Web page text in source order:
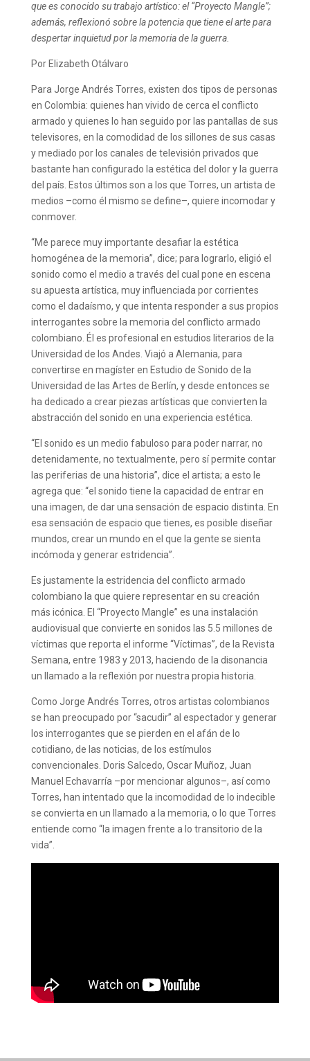
que es conocido su trabajo artístico: el “Proyecto Mangle”;
además, reflexionó sobre la potencia que tiene el arte para
despertar inquietud por la memoria de la guerra.
Por Elizabeth Otálvaro
Para Jorge Andrés Torres, existen dos tipos de personas
en Colombia: quienes han vivido de cerca el conflicto
armado y quienes lo han seguido por las pantallas de sus
televisores, en la comodidad de los sillones de sus casas
y mediado por los canales de televisión privados que
bastante han configurado la estética del dolor y la guerra
del país. Estos últimos son a los que Torres, un artista de
medios –como él mismo se define–, quiere incomodar y
conmover.
“Me parece muy importante desafiar la estética
homogénea de la memoria”, dice; para lograrlo, eligió el
sonido como el medio a través del cual pone en escena
su apuesta artística, muy influenciada por corrientes
como el dadaísmo, y que intenta responder a sus propios
interrogantes sobre la memoria del conflicto armado
colombiano. Él es profesional en estudios literarios de la
Universidad de los Andes. Viajó a Alemania, para
convertirse en magíster en Estudio de Sonido de la
Universidad de las Artes de Berlín, y desde entonces se
ha dedicado a crear piezas artísticas que convierten la
abstracción del sonido en una experiencia estética.
“El sonido es un medio fabuloso para poder narrar, no
detenidamente, no textualmente, pero sí permite contar
las periferias de una historia”, dice el artista; a esto le
agrega que: “el sonido tiene la capacidad de entrar en
una imagen, de dar una sensación de espacio distinta. En
esa sensación de espacio que tienes, es posible diseñar
mundos, crear un mundo en el que la gente se sienta
incómoda y generar estridencia”.
Es justamente la estridencia del conflicto armado
colombiano la que quiere representar en su creación
más icónica. El “Proyecto Mangle” es una instalación
audiovisual que convierte en sonidos las 5.5 millones de
víctimas que reporta el informe “Víctimas”, de la Revista
Semana, entre 1983 y 2013, haciendo de la disonancia
un llamado a la reflexión por nuestra propia historia.
Como Jorge Andrés Torres, otros artistas colombianos
se han preocupado por “sacudir” al espectador y generar
los interrogantes que se pierden en el afán de lo
cotidiano, de las noticias, de los estímulos
convencionales. Doris Salcedo, Oscar Muñoz, Juan
Manuel Echavarría –por mencionar algunos–, así como
Torres, han intentado que la incomodidad de lo indecible
se convierta en un llamado a la memoria, o lo que Torres
entiende como “la imagen frente a lo transitorio de la
vida”.